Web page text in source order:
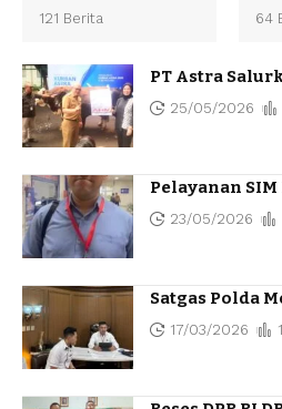
121 Berita 64
PT Astra
25/05/2026
Pelayanan
23/05/2026
Satgas Polda
17/03/2026